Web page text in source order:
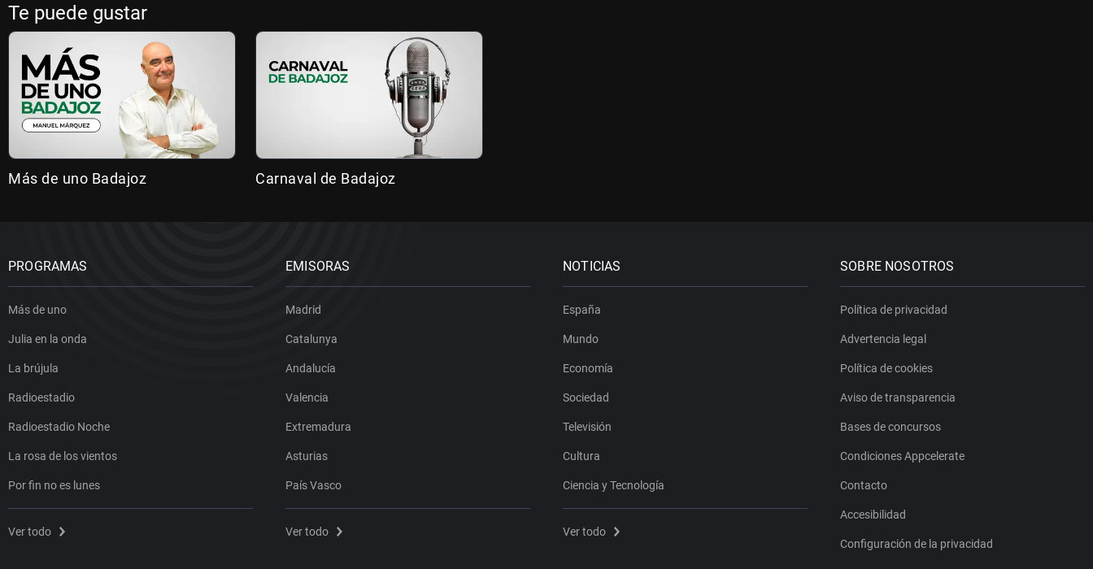
Te puede gustar
Más de uno Badajoz Carnaval de Badajoz
PROGRAMAS
Más de uno
Julia en la onda
La brújula
Radioestadio
Radioestadio Noche
La rosa de los vientos
Por fin no es lunes
Ver todo
EMISORAS
Madrid
Catalunya
Andalucía
Valencia
Extremadura
Asturias
País Vasco
Ver todo
NOTICIAS
España
Mundo
Economía
Sociedad
Televisión
Cultura
Ciencia y Tecnología
Ver todo
SOBRE NOSOTROS
Política de privacidad
Advertencia legal
Política de cookies
Aviso de transparencia
Bases de concursos
Condiciones Appcelerate
Contacto
Accesibilidad
Configuración de la privacidad